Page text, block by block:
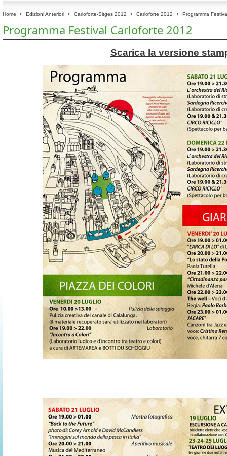
Home Edizioni Anteriori Carloforte-Sitges 2012 Carloforte 2012 Programma
Programma Festival Carloforte 2012
Scarica la versione